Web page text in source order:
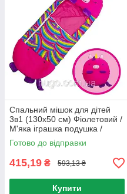
Спальний мішок для дітей
3в1 (130х50 см) Фіолетовий /
М'яка іграшка подушка /
Дитячий спальник
Готово до відправки
415,19 ₴ 593,13 ₴
Купити